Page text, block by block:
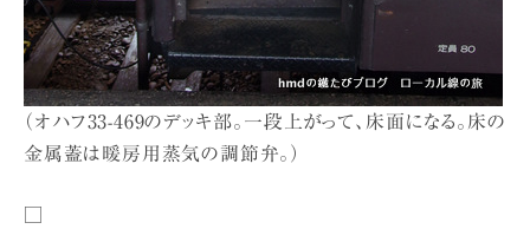
（オハフ33-469のデッキ部。一段上がって、床面になる。床の
金属蓋は暖房用蒸気の調節弁。）